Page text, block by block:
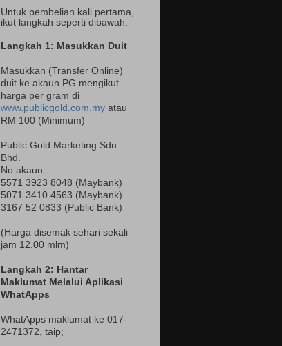
Untuk pembelian kali pertama,
ikut langkah seperti dibawah:
Langkah 1: Masukkan Duit
Masukkan (Transfer Online)
duit ke akaun PG mengikut
harga per gram di
www.publicgold.com.my atau
RM 100 (Minimum)
Public Gold Marketing Sdn.
Bhd.
No akaun:
5571 3923 8048 (Maybank)
5071 3410 4563 (Maybank)
3167 52 0833 (Public Bank)
(Harga disemak sehari sekali
jam 12.00 mlm)
Langkah 2: Hantar
Maklumat Melalui Aplikasi
WhatApps
WhatApps maklumat ke 017-
2471372 , taip;